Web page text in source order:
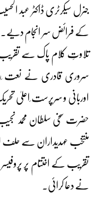
جنرل سیکرٹری ڈاکٹر عبد
کے فرائض سر انجام
تلاوتِ کلام پاک سے تقریب
سروری قادری نے نعت
اوربانی و سرپرست ِاعلیٰ
حضرت سخی سلطان محمد
منتخب عہدیداران سے حلف
تقریب کے اختتام پر
نے دعا کرائی۔